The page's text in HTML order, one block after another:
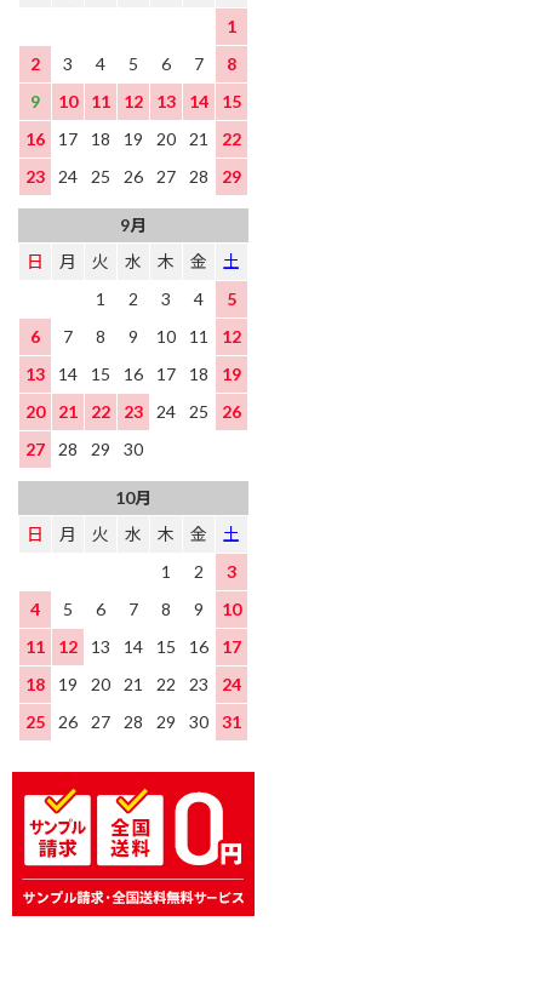
1
2
3 4 5 6 7
8
9
10 11 12 13 14
15
16
17 18 19 20 21
22
23
24 25 26 27 28 29
9月
日
月 火 水 木 金
土
1
2 3 4
5
6
7 8 9 10 11
12
13
14 15 16 17 18
19
20
21 22 23 24 25
26
27
28 29 30
10月
日
月 火 水 木 金
土
1
2
3
4
5 6 7 8 9
10
11
12 13 14 15 16
17
18
19 20 21 22 23
24
25
26 27 28 29 30 31